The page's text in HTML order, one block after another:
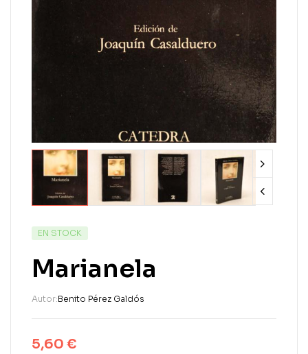
EN STOCK
Marianela
Autor:Benito Pérez Galdós
5,60 €